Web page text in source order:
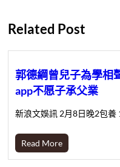
Related Post
郭德綱曾兒子為學相
app不愿子承父業
新浪文娛訊 2月8日晚2包養
Read More